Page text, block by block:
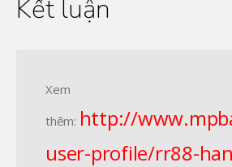
Kết luận
Xem
thêm: http://
user-profile/rr88-